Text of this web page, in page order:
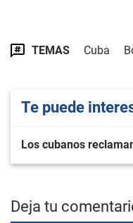
TEMAS Cuba
Te puede
Los cubanos
Deja tu